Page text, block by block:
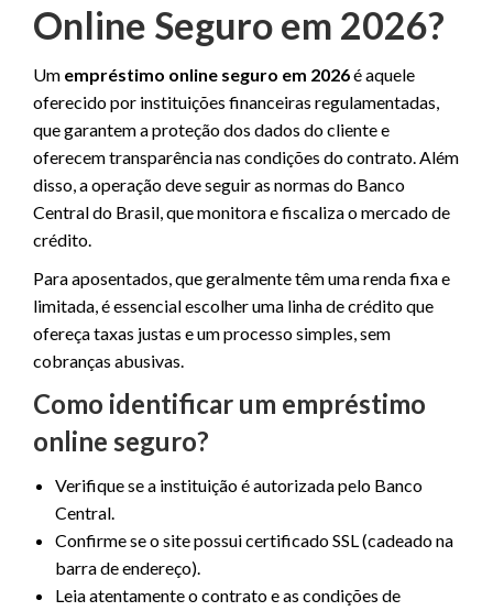
Online Seguro em 2026?
Um empréstimo online seguro em 2026é aquele
oferecido por instituições financeiras regulamentadas,
que garantem a proteção dos dados do cliente e
oferecem transparência nas condições do contrato. Além
disso, a operação deve seguir as normas do Banco
Central do Brasil, que monitora e fiscaliza o mercado de
crédito.
Para aposentados, que geralmente têm uma renda fixa e
limitada, é essencial escolher uma linha de crédito que
ofereça taxas justas e um processo simples, sem
cobranças abusivas.
Como identificar um empréstimo
online seguro?
Verifique se a instituição é autorizada pelo Banco
Central.
Confirme se o site possui certificado SSL (cadeado na
barra de endereço).
Leia atentamente o contrato e as condições de